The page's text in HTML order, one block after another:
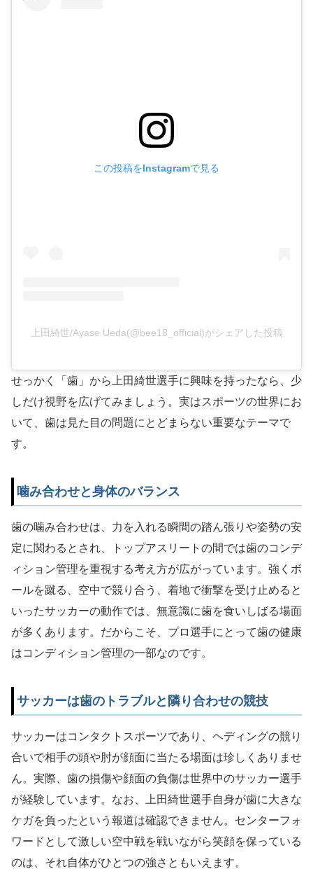
この投稿をInstagramで見る
上田綺世/Ayase Ueda(@bee18_official)がシェアした投稿
せっかく「歯」から上田綺世選手に興味を持ったなら、少
しだけ視野を広げてみましょう。実はスポーツの世界にお
いて、歯は見た目の問題にとどまらない重要なテーマで
す。
噛み合わせと身体のバランス
歯の噛み合わせは、力を入れる瞬間の踏ん張りや姿勢の安
定に関わるとされ、トップアスリートの間では歯のコンデ
ィション管理を重視する考え方が広がっています。強くボ
ールを蹴る、空中で競り合う、着地で衝撃を受け止めると
いったサッカーの動作では、無意識に歯を食いしばる場面
が多くあります。だからこそ、プロ選手にとって歯の健康
はコンディション管理の一部なのです。
サッカーは歯のトラブルと隣り合わせの競技
サッカーはコンタクトスポーツであり、ヘディングの競り
合いで相手の頭や肘が顔面に当たる場面は珍しくありませ
ん。実際、歯の損傷や顔面の負傷は世界中のサッカー選手
が経験しています。なお、上田綺世選手自身が歯に大きな
ケガを負ったという報道は確認できません。センターフォ
ワードとして激しい空中戦を戦いながら笑顔を保っている
のは、それ自体がひとつの強さともいえます。